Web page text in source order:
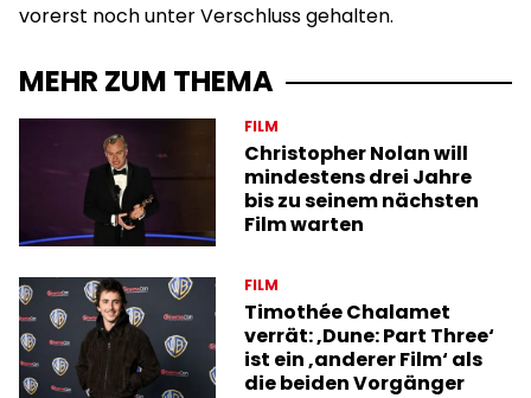
vorerst noch unter Verschluss gehalten.
MEHR ZUM THEMA
FILM
Christopher Nolan will
mindestens drei Jahre
bis zu seinem nächsten
Film warten
FILM
Timothée Chalamet
verrät: ‚Dune: Part Three‘
ist ein ‚anderer Film‘ als
die beiden Vorgänger